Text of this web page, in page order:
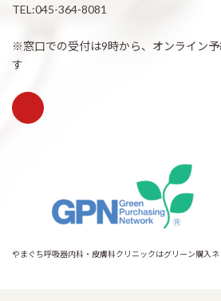
TEL:045-364-8081
※窓口での受付は9時から、オンライン
す
やまぐち呼吸器内科・皮膚科クリニックはグリーン購入